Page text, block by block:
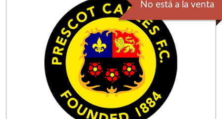
No está a la venta